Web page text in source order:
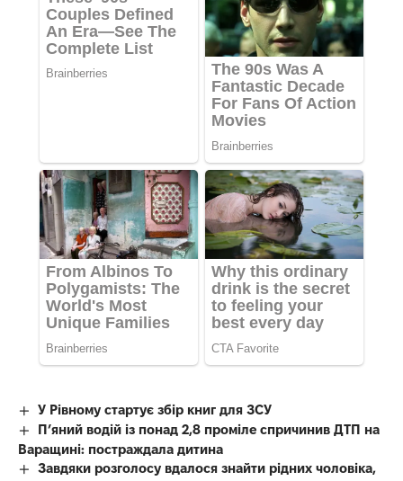
У Рівному стартує збір книг для ЗСУ
П’яний водій із понад 2,8 проміле спричинив ДТП на
Варащині: постраждала дитина
Завдяки розголосу вдалося знайти рідних чоловіка,